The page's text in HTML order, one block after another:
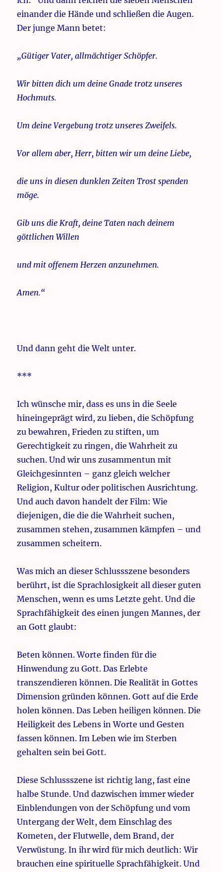
einander die Hände und schließen die Augen.
Der junge Mann betet:
„Gütiger Vater, allmächtiger Schöpfer.
Wir bitten dich um deine Gnade trotz unseres
Hochmuts.
Um deine Vergebung trotz unseres Zweifels.
Vor allem aber, Herr, bitten wir um deine Liebe,
die uns in diesen dunklen Zeiten Trost spenden
möge.
Gib uns die Kraft, deine Taten nach deinem
göttlichen Willen
und mit offenem Herzen anzunehmen.
Amen.“
Und dann geht die Welt unter.
***
Ich wünsche mir, dass es uns in die Seele
hineingeprägt wird, zu lieben, die Schöpfung
zu bewahren, Frieden zu stiften, um
Gerechtigkeit zu ringen, die Wahrheit zu
suchen. Und wir uns zusammentun mit
Gleichgesinnten – ganz gleich welcher
Religion, Kultur oder politischen Ausrichtung.
Und auch davon handelt der Film: Wie
diejenigen, die die die Wahrheit suchen,
zusammen stehen, zusammen kämpfen – und
zusammen scheitern.
Was mich an dieser Schlussszene besonders
berührt, ist die Sprachlosigkeit all dieser guten
Menschen, wenn es ums Letzte geht. Und die
Sprachfähigkeit des einen jungen Mannes, der
an Gott glaubt:
Beten können. Worte finden für die
Hinwendung zu Gott. Das Erlebte
transzendieren können. Die Realität in Gottes
Dimension gründen können. Gott auf die Erde
holen können. Das Leben heiligen können. Die
Heiligkeit des Lebens in Worte und Gesten
fassen können. Im Leben wie im Sterben
gehalten sein bei Gott.
Diese Schlussszene ist richtig lang, fast eine
halbe Stunde. Und dazwischen immer wieder
Einblendungen von der Schöpfung und vom
Untergang der Welt, dem Einschlag des
Kometen, der Flutwelle, dem Brand, der
Verwüstung. In ihr wird für mich deutlich: Wir
brauchen eine spirituelle Sprachfähigkeit. Und